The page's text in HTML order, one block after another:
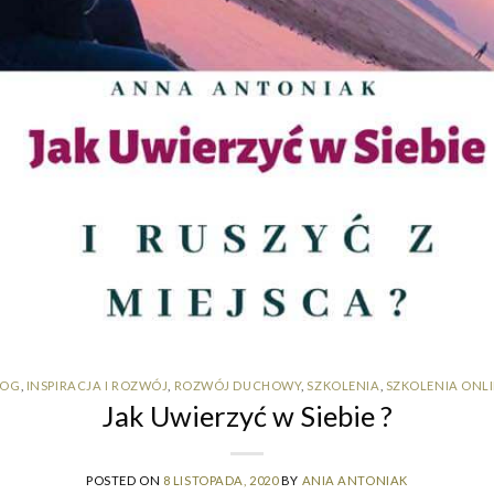
INSPIRACJA I ROZWÓJ ROZWÓJ DUCHOWY, SZKOLENIA SZKOLENIA
Jak Uwierzyć w Siebie ?
POSTED ON 8 LISTOPADA, 2020 BY ANIA ANTONIAK